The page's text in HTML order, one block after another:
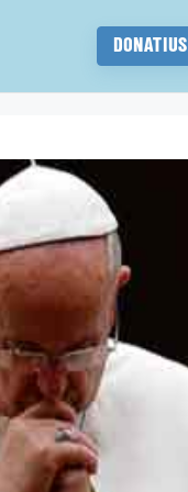
DONATIUS